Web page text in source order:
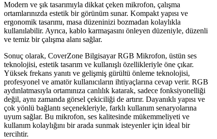
Modern ve şık tasarımıyla dikkat çeken mikrofon, çalışma
ortamlarınızda estetik bir görünüm sunar. Kompakt yapısı ve
ergonomik tasarımı, masa düzeninizi bozmadan kolaylıkla
kullanılabilir. Ayrıca, kablo karmaşasını önleyen düzeniyle, düzenli
ve temiz bir çalışma alanı sağlar.
Sonuç olarak, CoverZone Bilgisayar RGB Mikrofon, üstün ses
teknolojisi, estetik tasarım ve kullanışlı özellikleriyle öne çıkar.
Yüksek frekans yanıtı ve gelişmiş gürültü önleme teknolojisi,
profesyonel ve amatör kullanıcıların ihtiyaçlarına cevap verir. RGB
aydınlatmasıyla ortamınıza canlılık katarak, sadece fonksiyonelliği
değil, aynı zamanda görsel çekiciliği de artırır. Dayanıklı yapısı ve
çok yönlü bağlantı seçenekleriyle, farklı kullanım senaryolarına
uyum sağlar. Bu mikrofon, ses kalitesinde mükemmeliyeti ve
kullanım kolaylığını bir arada sunmak isteyenler için ideal bir
tercihtir.